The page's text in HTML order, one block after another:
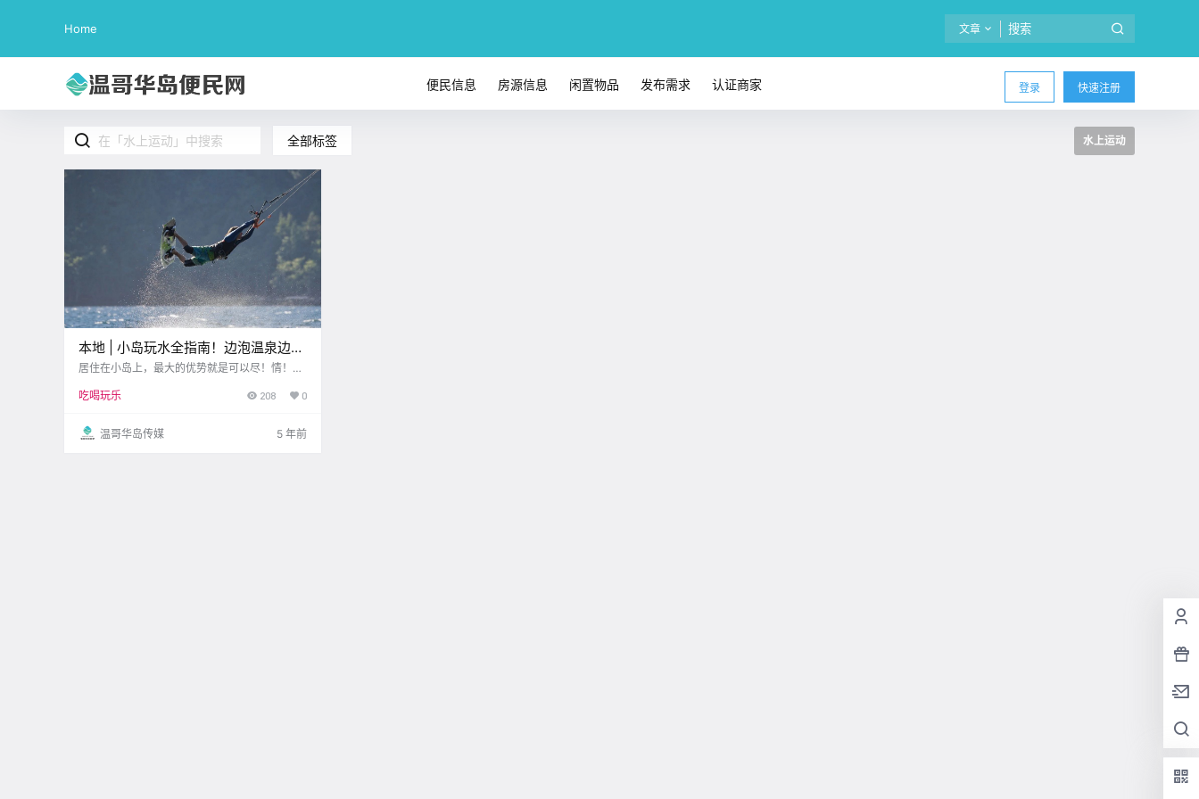
Home 文章
登录 快速注册
便民信息 房源信息 闲置物品 发布需求 认证商家
全部标签 水上运动
本地 | 小岛玩水全指南！边泡温泉边划
船、紧张刺激的水上飞行，只有你想不
居住在小岛上，最大的优势就是可以尽！情！
们必须今早提上日程啦~住在海边湖畔，不搏击
够新鲜？这些水上运动快来试试吧~ .
吃喝玩乐 208 0
温哥华岛传媒 5 年前